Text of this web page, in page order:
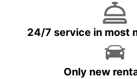
24/7 service in most
Only new